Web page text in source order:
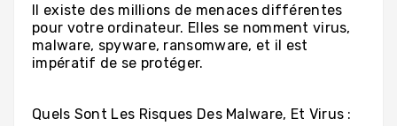
Il existe des millions de menaces différentes
pour votre ordinateur. Elles se nomment virus,
malware, spyware, ransomware, et il est
impératif de se protéger.
Quels Sont Les Risques Des Malware, Et Virus :